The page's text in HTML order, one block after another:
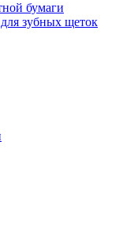
бумаги
зубных щеток